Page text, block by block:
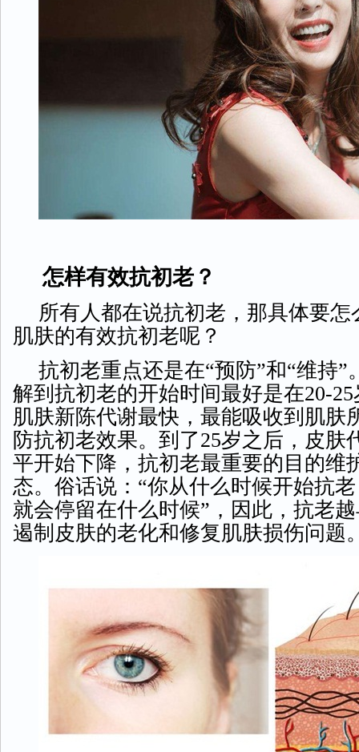
怎样有效抗初老？
所有人都在说抗初老，那具体要
肌肤的有效抗初老呢？
抗初老重点还是在“预防”和“维持
解到抗初老的开始时间最好是在20-
肌肤新陈代谢最快，最能吸收到肌肤
防抗初老效果。到了25岁之后，皮肤
平开始下降，抗初老最重要的目的维
态。俗话说：“你从什么时候开始抗
就会停留在什么时候”，因此，抗老
遏制皮肤的老化和修复肌肤损伤问题